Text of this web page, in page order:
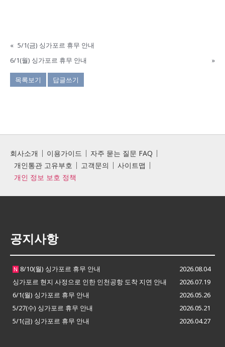
« 5/1(금) 싱가포르 휴무 안내
6/1(월) 싱가포르 휴무 안내
»
목록보기 답글쓰기
회사소개 이용가이드
자주 묻는 질문 FAQ
개인통관 고유부호
고객문의
사이트맵
개인 정보 보호 정책
공지사항
N 8/10(월) 싱가포르 휴무 안내
2026.08.04
싱가포르 현지 사정으로 인한 인천공항 도착 지연 안내
2026.07.19
6/1(월) 싱가포르 휴무 안내
2026.05.26
5/27(수) 싱가포르 휴무 안내
2026.05.21
5/1(금) 싱가포르 휴무 안내
2026.04.27